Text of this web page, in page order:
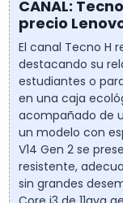
CANAL:
precio
El canal Tecno H
destacando su
estudiantes o
en una caja
acompañado de
un modelo con
V14 Gen 2 se
resistente,
sin grandes